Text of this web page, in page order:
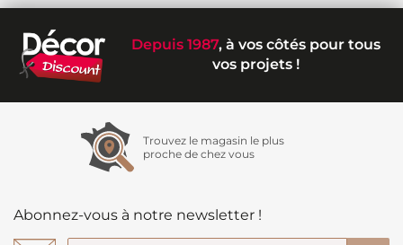
Depuis 1987, à vos côtés pour tous
vos projets !
Trouvez le magasin le plus
proche de chez vous
Abonnez-vous à notre newsletter !